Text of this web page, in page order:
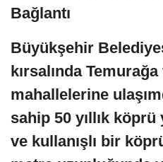
Bağlantı
Büyükşehir
kırsalında
mahallelerine
sahip 50 yıllık
ve kullanışlı bir